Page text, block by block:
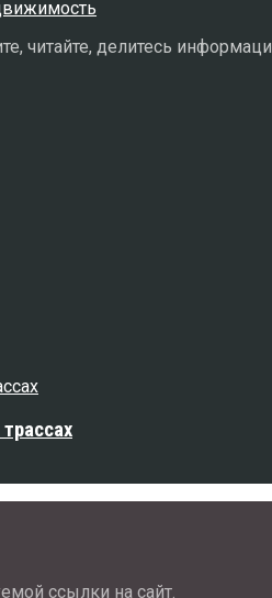
читайте, делитесь
ссылки на сайт.